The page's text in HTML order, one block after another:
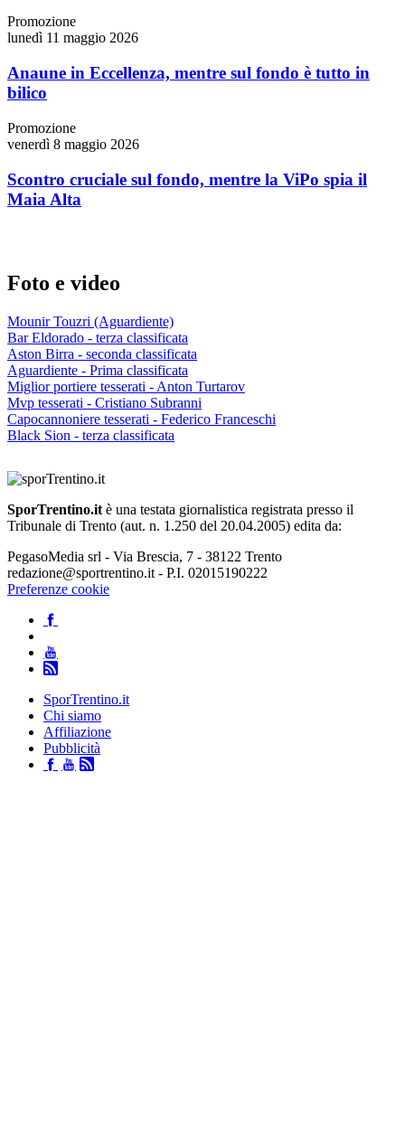
Promozione
lunedì 11 maggio 2026
Anaune in Eccellenza, mentre sul fondo è tutto in
bilico
Promozione
venerdì 8 maggio 2026
Scontro cruciale sul fondo, mentre la ViPo spia il
Maia Alta
Foto e video
Mounir Touzri (Aguardiente)
Bar Eldorado - terza classificata
Aston Birra - seconda classificata
Aguardiente - Prima classificata
Miglior portiere tesserati - Anton Turtarov
Mvp tesserati - Cristiano Subranni
Capocannoniere tesserati - Federico Franceschi
Black Sion - terza classificata
SporTrentino.it è una testata giornalistica registrata presso il
Tribunale di Trento (aut. n. 1.250 del 20.04.2005) edita da:
PegasoMedia srl - Via Brescia, 7 - 38122 Trento
redazione@sportrentino.it - P.I. 02015190222
Preferenze cookie
SporTrentino.it
Chi siamo
Affiliazione
Pubblicità